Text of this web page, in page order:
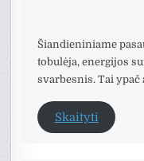
Šiandieniniame
tobulėja, energijos
svarbesnis. Tai ypač
Skaityti